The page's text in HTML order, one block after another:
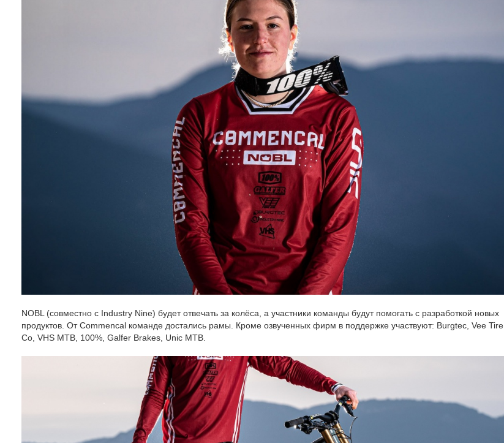
NOBL (совместно с Industry Nine) будет отвечать за колёса, а участники команды будут помогать с разработкой новых
продуктов. От Commencal команде достались рамы. Кроме озвученных фирм в поддержке участвуют: Burgtec, Vee Tire
Co, VHS MTB, 100%, Galfer Brakes, Unic MTB.